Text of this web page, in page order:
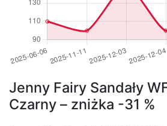
Jenny Fairy Sandały
Czarny – zniżka -31 %